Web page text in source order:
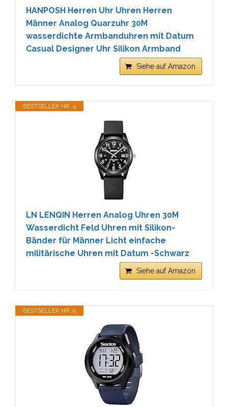
HANPOSH Herren Uhr Uhren Herren
Männer Analog Quarzuhr 30M
wasserdichte Armbanduhren mit Datum
Casual Designer Uhr Silikon Armband
Siehe auf Amazon
BESTSELLER NR. 4
LN LENQIN Herren Analog Uhren 30M
Wasserdicht Feld Uhren mit Silikon-
Bänder für Männer Licht einfache
militärische Uhren mit Datum -Schwarz
Siehe auf Amazon
BESTSELLER NR. 5